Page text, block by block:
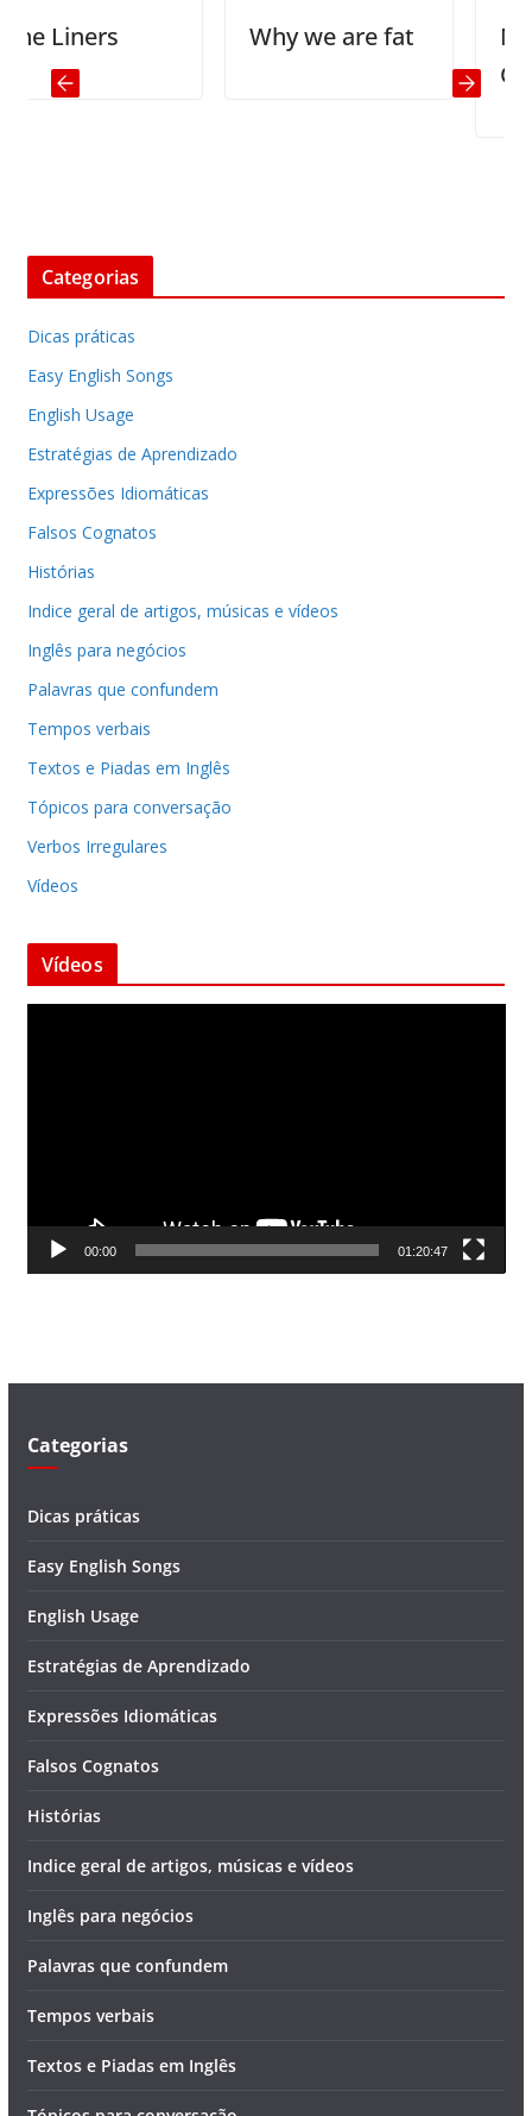
Liners Why we are fat
My
Categorias
Dicas práticas
Easy English Songs
English Usage
Estratégias de Aprendizado
Expressões Idiomáticas
Falsos Cognatos
Histórias
Indice geral de artigos, músicas e vídeos
Inglês para negócios
Palavras que confundem
Tempos verbais
Textos e Piadas em Inglês
Tópicos para conversação
Verbos Irregulares
Vídeos
Vídeos
d
00:00 01:20:47
Categorias
Dicas práticas
Easy English Songs
English Usage
Estratégias de Aprendizado
Expressões Idiomáticas
Falsos Cognatos
Histórias
Indice geral de artigos, músicas e vídeos
Inglês para negócios
Palavras que confundem
Tempos verbais
Textos e Piadas em Inglês